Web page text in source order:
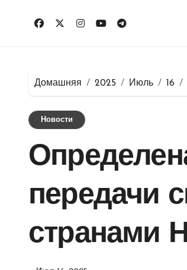
Домашняя 2025 Июль 16
Новости
передачи
странами